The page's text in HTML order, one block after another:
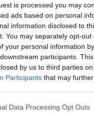
is processed you may
ads based on personal
information disclosed to
You may separately opt-
your personal information
downstream participants.
by us to third parties
Participants that may
Data Processing Opt Outs